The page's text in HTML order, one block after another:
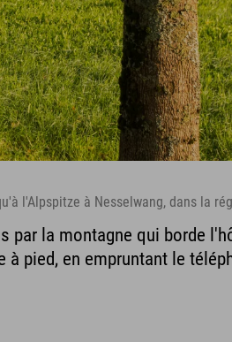
l'Alpspitze à Nesselwang, dans la
par la montagne qui borde
à pied, en empruntant le